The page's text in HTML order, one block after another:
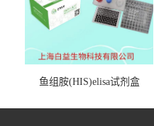
鱼组胺(HIS)elisa试剂盒